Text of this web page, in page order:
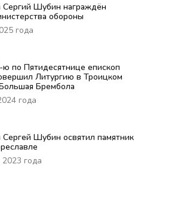
Сергий Шубин награждён
обороны
года
по Пятидесятнице епископ
Литургию в Троицком
Брембола
года
Шубин освятил памятник
2023 года